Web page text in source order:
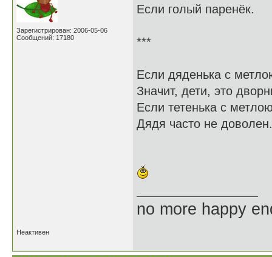
Зарегистрирован: 2006-05-06
Сообщений: 17180
Если голый паренёк.
***
Если дяденька с
Значит, дети, это
Если тетенька с
Дядя часто не доволен.
no more happy
Неактивен